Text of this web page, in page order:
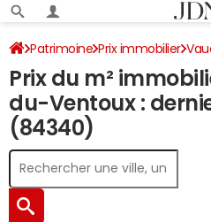
Patrimoine Prix immobilier
Beaumont-du-Ventoux
Prix du m²
du-Ventoux :
(84340)